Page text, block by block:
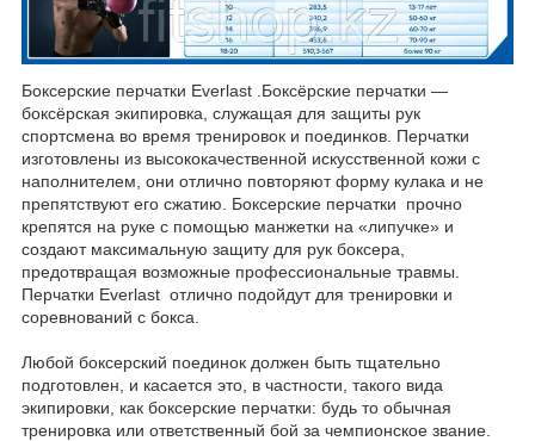
Боксерские перчатки Everlast .Боксёрские перчатки —
боксёрская экипировка, служащая для защиты рук
спортсмена во время тренировок и поединков. Перчатки
изготовлены из высококачественной искусственной кожи с
наполнителем, они отлично повторяют форму кулака и не
препятствуют его сжатию. Боксерские перчатки прочно
крепятся на руке с помощью манжетки на «липучке» и
создают максимальную защиту для рук боксера,
предотвращая возможные профессиональные травмы.
Перчатки Everlast отлично подойдут для тренировки и
соревнований с бокса.
Любой боксерский поединок должен быть тщательно
подготовлен, и касается это, в частности, такого вида
экипировки, как боксерские перчатки: будь то обычная
тренировка или ответственный бой за чемпионское звание.